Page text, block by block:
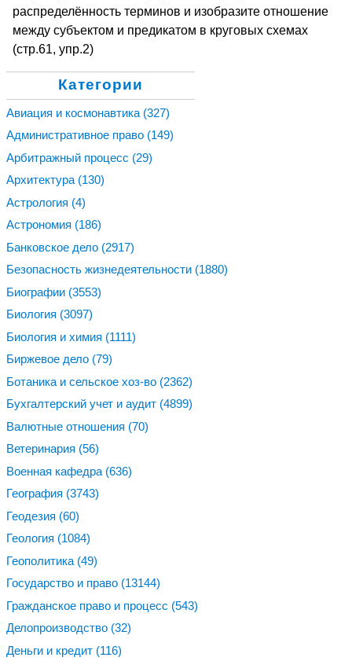
распределённость терминов и изобразите отношение
между субъектом и предикатом в круговых схемах
(стр.61, упр.2)
Категории
Авиация и космонавтика (327)
Административное право (149)
Арбитражный процесс (29)
Архитектура (130)
Астрология (4)
Астрономия (186)
Банковское дело (2917)
Безопасность жизнедеятельности (1880)
Биографии (3553)
Биология (3097)
Биология и химия (1111)
Биржевое дело (79)
Ботаника и сельское хоз-во (2362)
Бухгалтерский учет и аудит (4899)
Валютные отношения (70)
Ветеринария (56)
Военная кафедра (636)
География (3743)
Геодезия (60)
Геология (1084)
Геополитика (49)
Государство и право (13144)
Гражданское право и процесс (543)
Делопроизводство (32)
Деньги и кредит (116)